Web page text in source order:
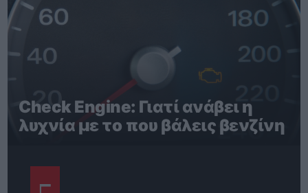
Check Engine: Γιατί ανάβει η
λυχνία με το που βάλεις βενζίνη